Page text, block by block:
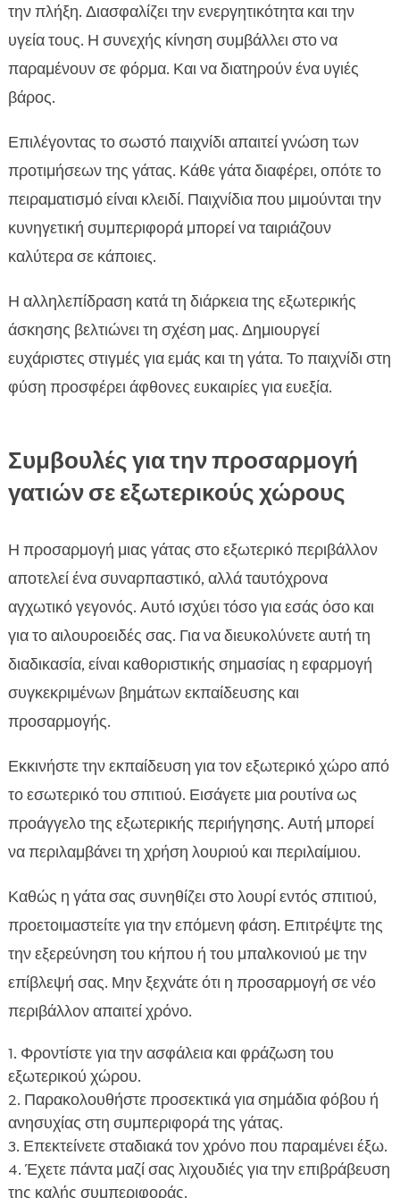
την πλήξη. Διασφαλίζει την ενεργητικότητα και την
υγεία τους. Η συνεχής κίνηση συμβάλλει στο να
παραμένουν σε φόρμα. Και να διατηρούν ένα υγιές
βάρος.
Επιλέγοντας το σωστό παιχνίδι απαιτεί γνώση των
προτιμήσεων της γάτας. Κάθε γάτα διαφέρει, οπότε το
πειραματισμό είναι κλειδί. Παιχνίδια που μιμούνται την
κυνηγετική συμπεριφορά μπορεί να ταιριάζουν
καλύτερα σε κάποιες.
Η αλληλεπίδραση κατά τη διάρκεια της εξωτερικής
άσκησης βελτιώνει τη σχέση μας. Δημιουργεί
ευχάριστες στιγμές για εμάς και τη γάτα. Το παιχνίδι στη
φύση προσφέρει άφθονες ευκαιρίες για ευεξία.
Συμβουλές για την προσαρμογή
γατιών σε εξωτερικούς χώρους
Η προσαρμογή μιας γάτας στο εξωτερικό περιβάλλον
αποτελεί ένα συναρπαστικό, αλλά ταυτόχρονα
αγχωτικό γεγονός. Αυτό ισχύει τόσο για εσάς όσο και
για το αιλουροειδές σας. Για να διευκολύνετε αυτή τη
διαδικασία, είναι καθοριστικής σημασίας η εφαρμογή
συγκεκριμένων βημάτων εκπαίδευσης και
προσαρμογής.
Εκκινήστε την εκπαίδευση για τον εξωτερικό χώρο από
το εσωτερικό του σπιτιού. Εισάγετε μια ρουτίνα ως
προάγγελο της εξωτερικής περιήγησης. Αυτή μπορεί
να περιλαμβάνει τη χρήση λουριού και περιλαίμιου.
Καθώς η γάτα σας συνηθίζει στο λουρί εντός σπιτιού,
προετοιμαστείτε για την επόμενη φάση. Επιτρέψτε της
την εξερεύνηση του κήπου ή του μπαλκονιού με την
επίβλεψή σας. Μην ξεχνάτε ότι η προσαρμογή σε νέο
περιβάλλον απαιτεί χρόνο.
Φροντίστε για την ασφάλεια και φράζωση του
εξωτερικού χώρου.
Παρακολουθήστε προσεκτικά για σημάδια φόβου ή
ανησυχίας στη συμπεριφορά της γάτας.
Επεκτείνετε σταδιακά τον χρόνο που παραμένει έξω.
Έχετε πάντα μαζί σας λιχουδιές για την επιβράβευση
της καλής συμπεριφοράς.